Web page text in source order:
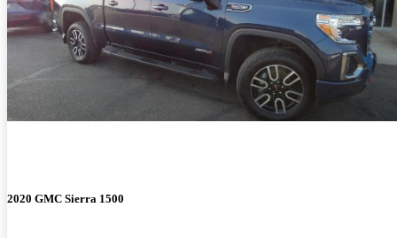
2020 GMC Sierra 1500